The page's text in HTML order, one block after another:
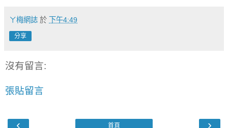
ㄚ梅網誌 於 下午4:49
分享
沒有留言:
張貼留言
‹ ›
首頁